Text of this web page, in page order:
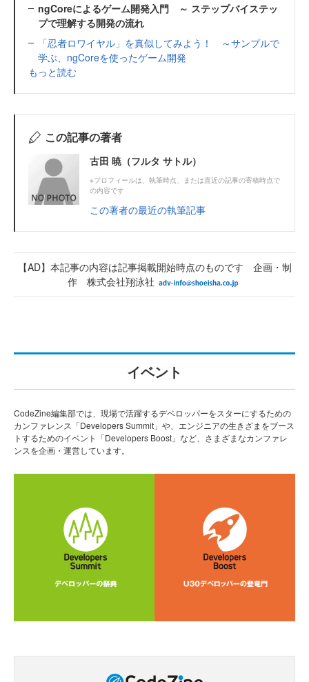
ngCoreによるゲーム開発入門 ～ ステップバイステッ
プで理解する開発の流れ
「忍者ロワイヤル」を真似してみよう！ ～サンプルで
学ぶ、ngCoreを使ったゲーム開発
もっと読む
この記事の著者
古田 暁（フルタ サトル）
※プロフィールは、執筆時点、または直近の記事の寄稿時点で
の内容です
この著者の最近の執筆記事
【AD】本記事の内容は記事掲載開始時点のものです 企画・制
作 株式会社翔泳社
イベント
CodeZine編集部では、現場で活躍するデベロッパーをスターにするための
カンファレンス「Developers Summit」や、エンジニアの生きざまをブース
トするためのイベント「Developers Boost」など、さまざまなカンファレ
ンスを企画・運営しています。